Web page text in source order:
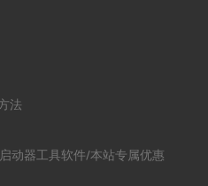
法
动器工具软件/本站专属优惠